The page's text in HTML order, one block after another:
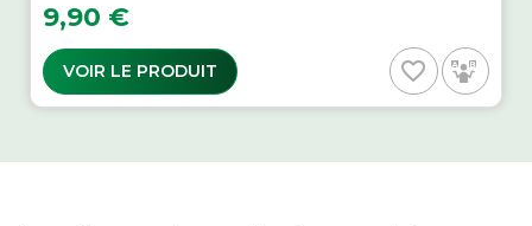
Prix
9,90 €
VOIR LE PRODUIT favorite_border